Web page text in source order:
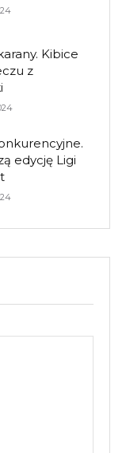
Kibice
z
edycję Ligi